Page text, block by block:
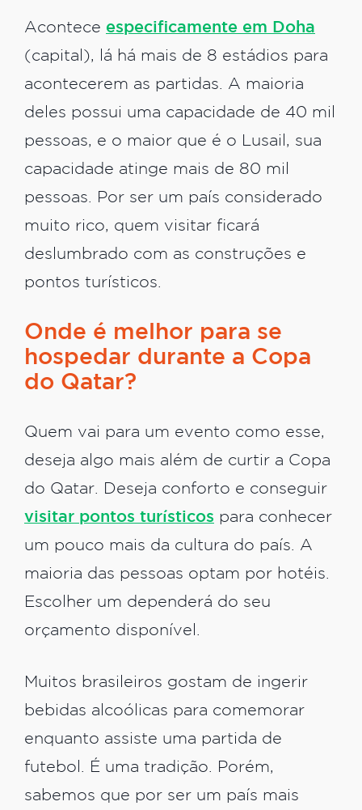
Acontece especificamente em Doha
(capital), lá há mais de 8 estádios para
acontecerem as partidas. A maioria
deles possui uma capacidade de 40 mil
pessoas, e o maior que é o Lusail, sua
capacidade atinge mais de 80 mil
pessoas. Por ser um país considerado
muito rico, quem visitar ficará
deslumbrado com as construções e
pontos turísticos.
Onde é melhor para se
hospedar durante a Copa
do Qatar?
Quem vai para um evento como esse,
deseja algo mais além de curtir a Copa
do Qatar. Deseja conforto e conseguir
visitar pontos turísticos para conhecer
um pouco mais da cultura do país. A
maioria das pessoas optam por hotéis.
Escolher um dependerá do seu
orçamento disponível.
Muitos brasileiros gostam de ingerir
bebidas alcoólicas para comemorar
enquanto assiste uma partida de
futebol. É uma tradição. Porém,
sabemos que por ser um país mais